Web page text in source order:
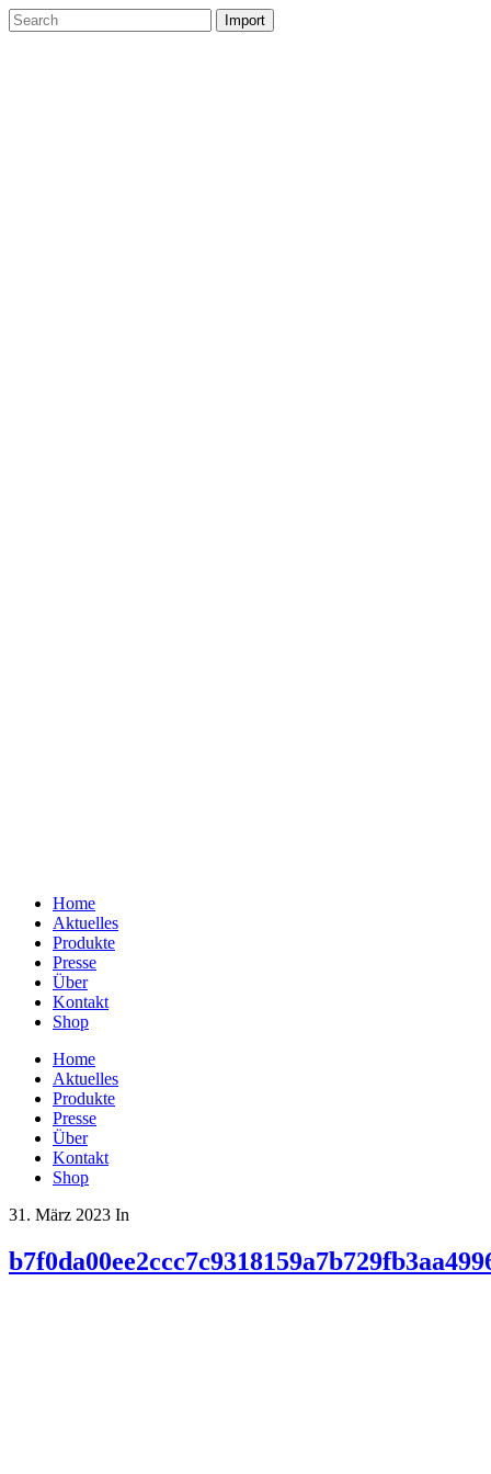
Home
Aktuelles
Produkte
Presse
Über
Kontakt
Shop
Home
Aktuelles
Produkte
Presse
Über
Kontakt
Shop
31. März 2023 In